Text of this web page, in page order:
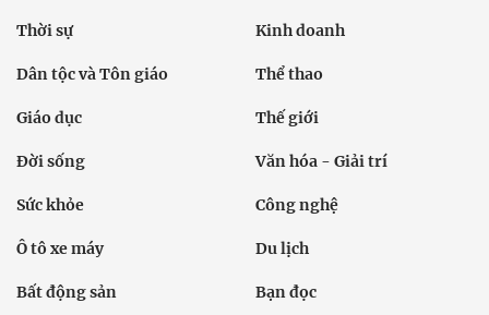
Thời sự Kinh doanh
Dân tộc và Tôn giáo Thể thao
Giáo dục Thế giới
Đời sống Văn hóa - Giải trí
Sức khỏe Công nghệ
Ô tô xe máy Du lịch
Bất động sản Bạn đọc